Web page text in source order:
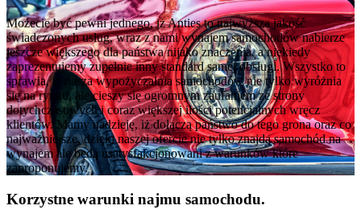
Możecie być pewni jednego, iż Anties to najwyższa jakość
świadczonych usług, wraz z nami wynajem samochodów nabierze
jeszcze większego dla państwa nijako znaczenia, a niekiedy
zaprezentujemy zupełnie inny standard samej obsługi. Wszystko to
sprawia, iż nasza wypożyczalnia samochodów nie tylko wyróżnia
się na rynku, ale cieszy się ogromnym zaufaniem ze strony
dotychczasowych i coraz większej ilości potencjalnych wręcz
klientów. Mamy nadzieję, iż dołączą państwo do tego grona oraz co
najważniejsze, dzięki naszej ofercie nie tylko znajdą samochód na
wynajem ale będą usatysfakcjonowani z warunków które
zaproponujemy.
Korzystne warunki najmu samochodu.